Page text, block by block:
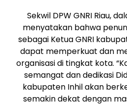
Sekwil DPW GNRI Riau,
menyatakan bahwa
sebagai Ketua GNRI
dapat memperkuat dan
organisasi di tingkat kota.
semangat dan dedikasi
kabupaten Inhil akan
semakin dekat dengan